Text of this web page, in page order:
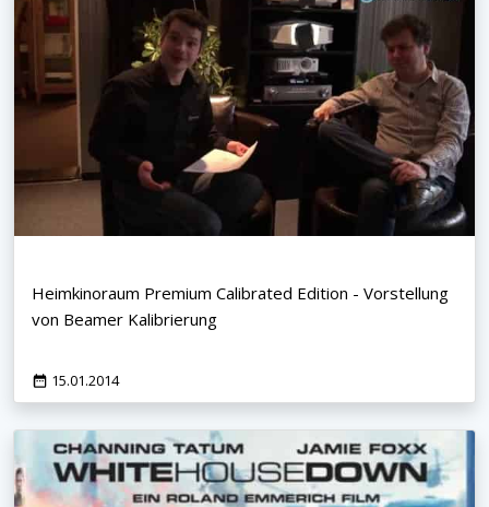
Heimkinoraum Premium Calibrated Edition - Vorstellung
von Beamer Kalibrierung
15.01.2014